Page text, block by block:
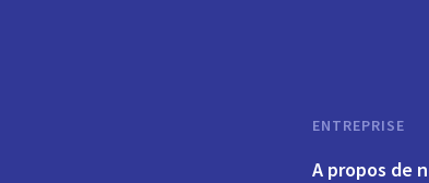
ENTREPRISE
A propos de